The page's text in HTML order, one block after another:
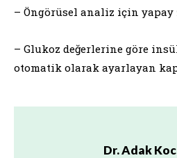
– Öngörüsel analiz için yapay
– Glukoz değerlerine göre
otomatik olarak ayarlayan
Dr. Adak